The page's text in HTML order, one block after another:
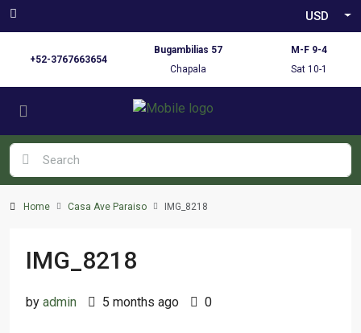
USD
+52-3767663654
Bugambilias 57
Chapala
M-F 9-4
Sat 10-1
Home Casa Ave Paraiso IMG_8218
IMG_8218
by admin 5 months ago 0